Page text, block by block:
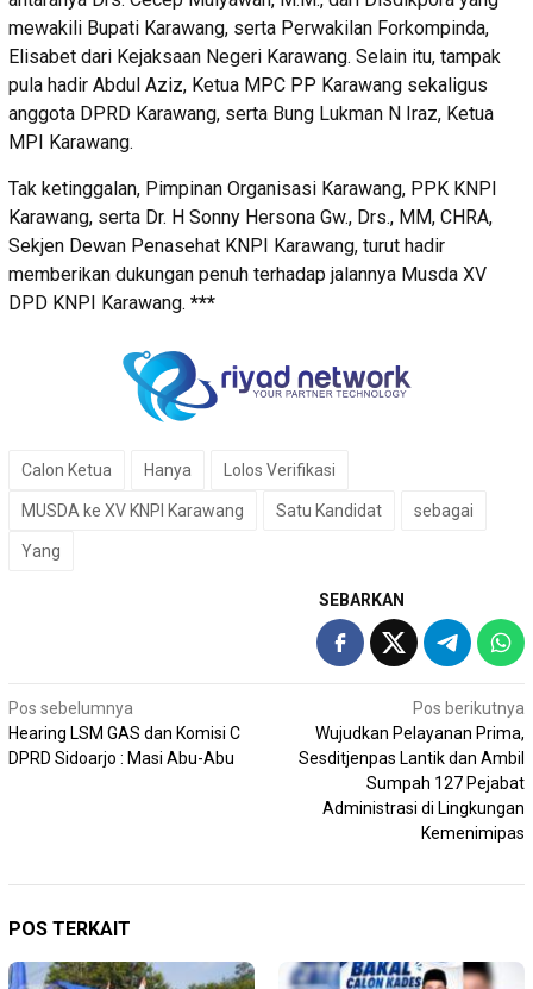
mewakili Bupati Karawang, serta Perwakilan Forkompinda,
Elisabet dari Kejaksaan Negeri Karawang. Selain itu, tampak
pula hadir Abdul Aziz, Ketua MPC PP Karawang sekaligus
anggota DPRD Karawang, serta Bung Lukman N Iraz, Ketua
MPI Karawang.
Tak ketinggalan, Pimpinan Organisasi Karawang, PPK KNPI
Karawang, serta Dr. H Sonny Hersona Gw., Drs., MM, CHRA,
Sekjen Dewan Penasehat KNPI Karawang, turut hadir
memberikan dukungan penuh terhadap jalannya Musda XV
DPD KNPI Karawang. ***
Calon Ketua Hanya Lolos Verifikasi
MUSDA ke XV KNPI Karawang Satu Kandidat sebagai
Yang
SEBARKAN
Navigasi
pos
Pos sebelumnya
Hearing LSM GAS dan Komisi C
DPRD Sidoarjo : Masi Abu-Abu
Pos berikutnya
Wujudkan Pelayanan Prima,
Sesditjenpas Lantik dan Ambil
Sumpah 127 Pejabat
Administrasi di Lingkungan
Kemenimipas
POS TERKAIT